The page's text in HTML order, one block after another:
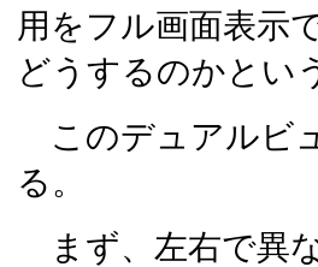
用をフル画面表示
どうするのかとい
このデュアルビ
る。
まず、左右で異